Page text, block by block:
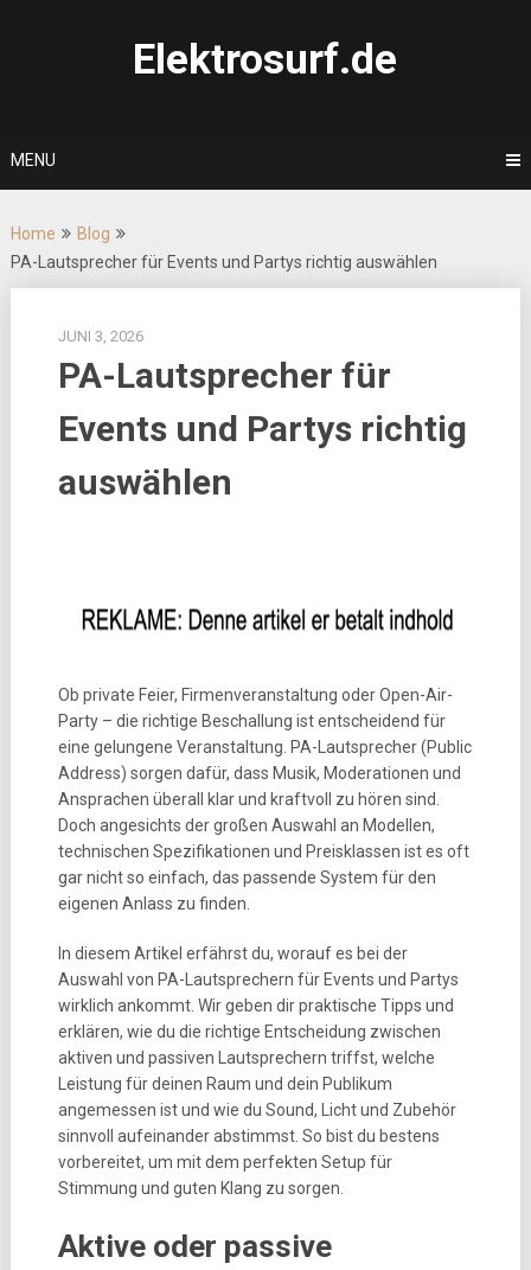
Elektrosurf.de
MENU
Home
Blog
PA-Lautsprecher für Events und Partys richtig auswählen
JUNI 3, 2026
PA-Lautsprecher für
Events und Partys richtig
auswählen
Ob private Feier, Firmenveranstaltung oder Open-Air-
Party – die richtige Beschallung ist entscheidend für
eine gelungene Veranstaltung. PA-Lautsprecher (Public
Address) sorgen dafür, dass Musik, Moderationen und
Ansprachen überall klar und kraftvoll zu hören sind.
Doch angesichts der großen Auswahl an Modellen,
technischen Spezifikationen und Preisklassen ist es oft
gar nicht so einfach, das passende System für den
eigenen Anlass zu finden.
In diesem Artikel erfährst du, worauf es bei der
Auswahl von PA-Lautsprechern für Events und Partys
wirklich ankommt. Wir geben dir praktische Tipps und
erklären, wie du die richtige Entscheidung zwischen
aktiven und passiven Lautsprechern triffst, welche
Leistung für deinen Raum und dein Publikum
angemessen ist und wie du Sound, Licht und Zubehör
sinnvoll aufeinander abstimmst. So bist du bestens
vorbereitet, um mit dem perfekten Setup für
Stimmung und guten Klang zu sorgen.
Aktive oder passive